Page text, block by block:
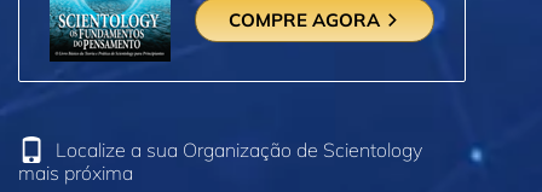
COMPRE AGORA
Localize a sua Organização de Scientology
mais próxima